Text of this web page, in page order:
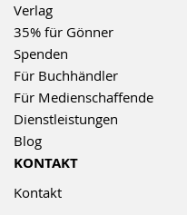
Verlag
35% für Gönner
Spenden
Für Buchhändler
Für Medienschaffende
Dienstleistungen
Blog
KONTAKT
Kontakt